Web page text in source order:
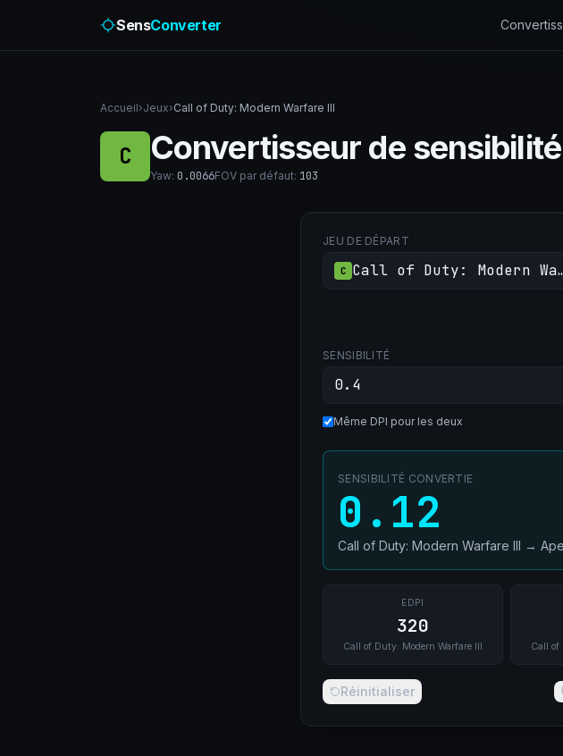
SensConverter
Accueil›Jeux›Call of Duty: Modern Warfare III
C Convertisseur de
Yaw: 0.0066FOV par défaut: 103
JEU DE DÉPART
C Call of Duty: Modern
SENSIBILITÉ
Même DPI pour les deux
SENSIBILITÉ CONVERTIE
0.12
Call of Duty: Modern Warfare III →
EDPI
320
Call of Duty: Modern Warfare III Call of
Réinitialiser